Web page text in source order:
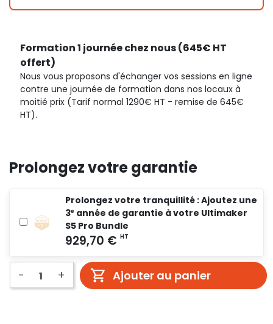
Formation 1 journée chez nous (645€ HT
offert)
Nous vous proposons d'échanger vos sessions en ligne
contre une journée de formation dans nos locaux à
moitié prix (Tarif normal 1290€ HT - remise de 645€
HT).
Prolongez votre garantie
Prolongez votre tranquillité : Ajoutez une
3ᵉ année de garantie à votre Ultimaker
S5 Pro Bundle
- + Ajouter au panier